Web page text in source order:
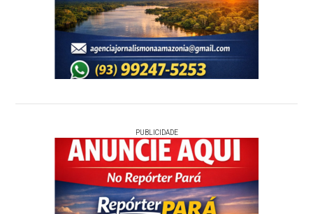
PUBLICIDADE